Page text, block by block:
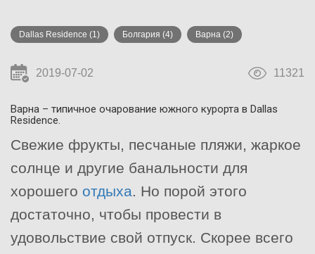
Dallas Residence (1) Болгария (4) Варна (2)
2019-07-02 11321
Варна – типичное очарование южного курорта в Dallas
Residence.
Свежие фрукты, песчаные пляжи, жаркое
солнце и другие банальности для
хорошего отдыха. Но порой этого
достаточно, чтобы провести в
удовольствие свой отпуск. Скорее всего